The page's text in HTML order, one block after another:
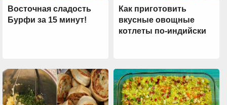
Восточная сладость
Бурфи за 15 минут!
Как приготовить
вкусные овощные
котлеты по-индийски